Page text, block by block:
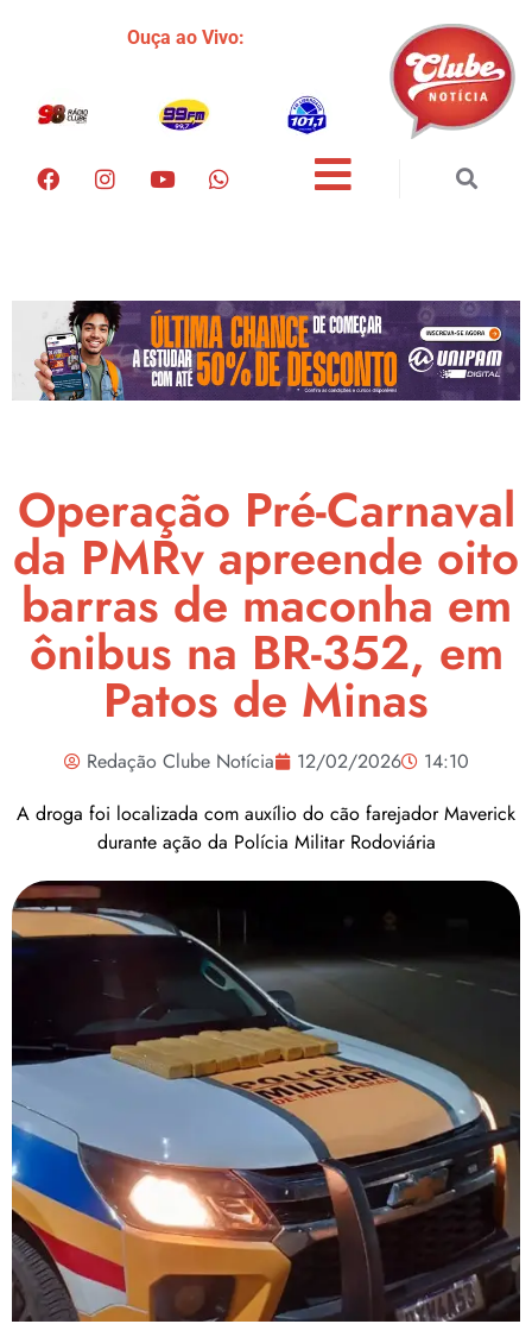
Ouça ao Vivo:
Operação Pré-Carnaval
da PMRv apreende oito
barras de maconha em
ônibus na BR-352, em
Patos de Minas
Redação Clube Notícia 12/02/2026
14:10
A droga foi localizada com auxílio do cão farejador Maverick
durante ação da Polícia Militar Rodoviária